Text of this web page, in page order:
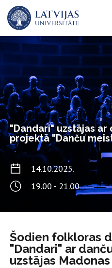
"Dandari" uzstājas
projektā "Danču
14.10.2025.
19.00 - 21.00
Šodien folkloras
"Dandari" ar
uzstājas